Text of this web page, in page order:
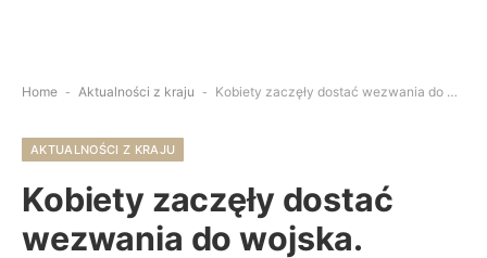
Home - Aktualności z kraju - Kobiety zaczęły dostać wezwania do wojska. Rewolucja w Kwalifikacji Wojskowej
AKTUALNOŚCI Z KRAJU
Kobiety zaczęły dostać
wezwania do wojska.